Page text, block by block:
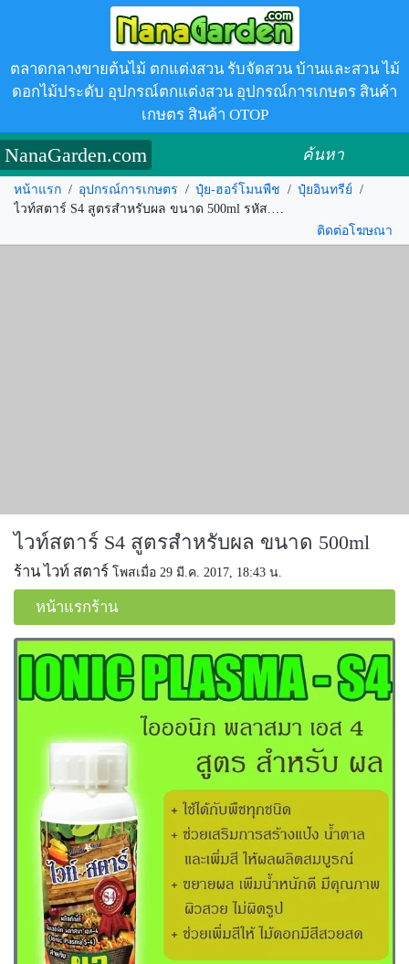
ตลาดกลางขายต้นไม้ ตกแต่งสวน รับจัดสวน บ้านและสวน ไม้
ดอกไม้ประดับ อุปกรณ์ตกแต่งสวน อุปกรณ์การเกษตร สินค้า
เกษตร สินค้า OTOP
NanaGarden.com ค้นหา
หน้าแรก / อุปกรณ์การเกษตร / ปุ๋ย-ฮอร์โมนพืช / ปุ๋ยอินทรีย์ /
ติดต่อโฆษณา
ไวท์สตาร์ S4 สูตรสำหรับผล ขนาด 500ml
ร้าน ไวท์ สตาร์ โพสเมื่อ 29 มี.ค. 2017, 18:43 น.
หน้าแรกร้าน